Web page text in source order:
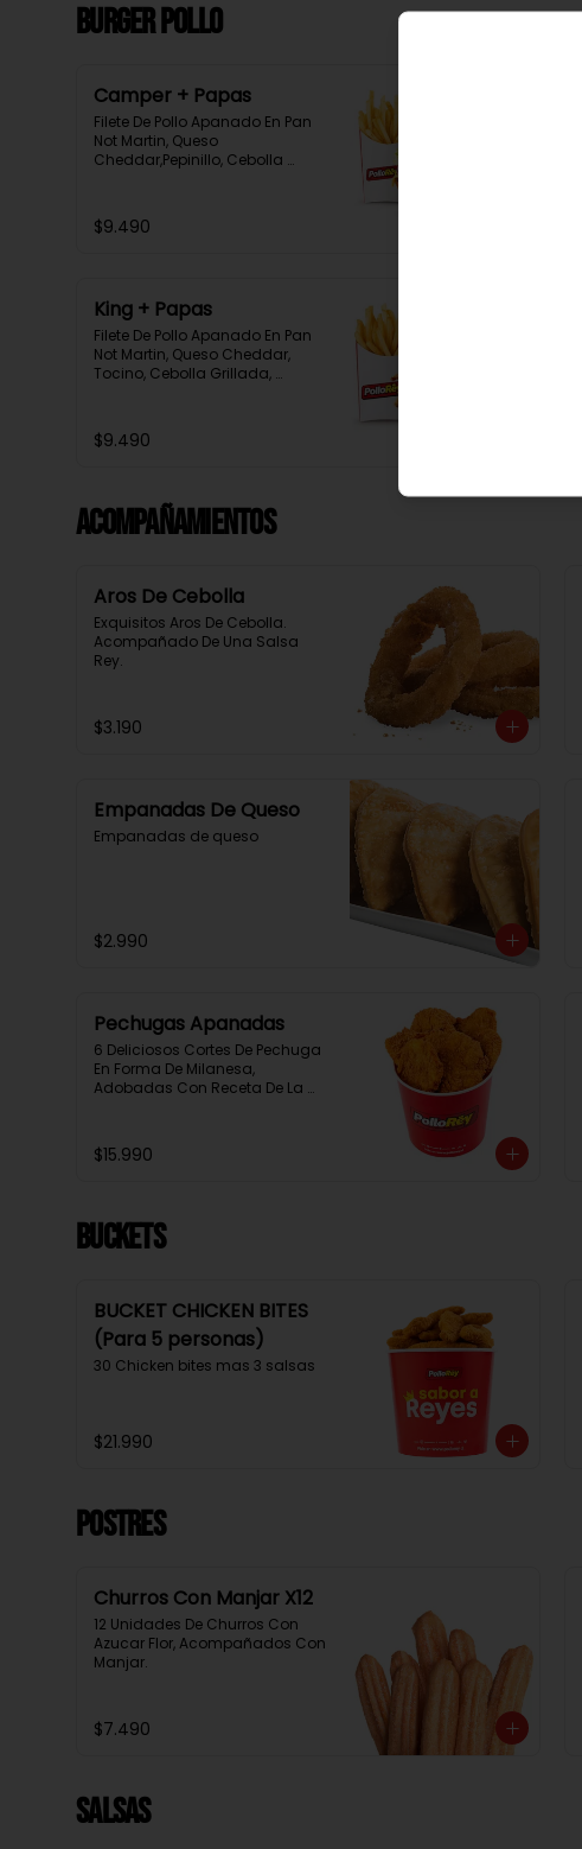
Burger Pollo
Camper + Papas
Filete De Pollo Apanado En Pan
Not Martin, Queso
Cheddar,Pepinillo, Cebolla
Papas Baston Y Una Salsa Rey.
$9.490
King + Papas
Filete De Pollo Apanado En Pan
Not Martin, Queso Cheddar,
Tocino, Cebolla Grillada,
Y Una Salsa Rey.
$9.490
Acompañamientos
Aros De Cebolla
Exquisitos Aros De Cebolla.
Acompañado De Una Salsa
Rey.
$3.190
Empanadas De Queso
Empanadas de queso
$2.990
Pechugas Apanadas
6 Deliciosos Cortes De Pechuga
En Forma De Milanesa,
Adobadas Con Receta De La
+ Salsa Rey
$15.990
BUCKETS
BUCKET CHICKEN BITES
(Para 5 personas)
30 Chicken bites mas 3 salsas
$21.990
Postres
Churros Con Manjar X12
12 Unidades De Churros Con
Azucar Flor, Acompañados Con
Manjar.
$7.490
Salsas